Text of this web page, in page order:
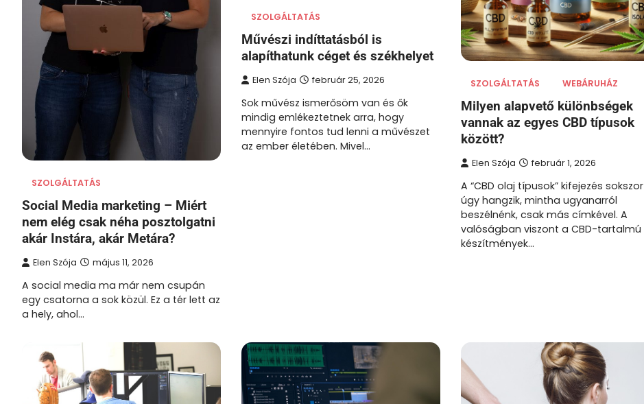
SZOLGÁLTATÁS
Social Media marketing – Miért
nem elég csak néha posztolgatni
akár Instára, akár Metára?
Elen Szója május 11, 2026
A social media ma már nem csupán
egy csatorna a sok közül. Ez a tér lett az
a hely, ahol…
SZOLGÁLTATÁS
Művészi indíttatásból is
alapíthatunk céget és székhelyet
Elen Szója február 25, 2026
Sok művész ismerősöm van és ők
mindig emlékeztetnek arra, hogy
mennyire fontos tud lenni a művészet
az ember életében. Mivel…
SZOLGÁLTATÁS WEBÁRUHÁZ
Milyen alapvető különbségek
vannak az egyes CBD típusok
között?
Elen Szója február 1, 2026
A “CBD olaj típusok” kifejezés sokszor
úgy hangzik, mintha ugyanarról
beszélnénk, csak más címkével. A
valóságban viszont a CBD-tartalmú
készítmények…